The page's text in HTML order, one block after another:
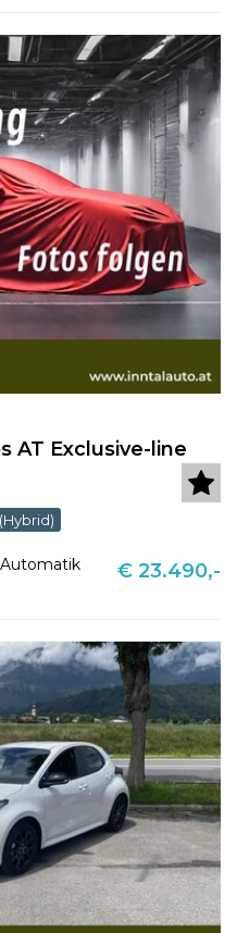
AT Exclusive-line
Automatik
€ 23.490,-